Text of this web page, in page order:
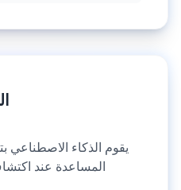
يقوم الذكاء الاصطناعي
المساعدة عند